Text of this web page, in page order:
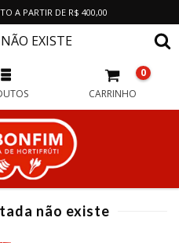
A PARTIR DE R$ 400,00
EXISTE
CARRINHO
0
não existe